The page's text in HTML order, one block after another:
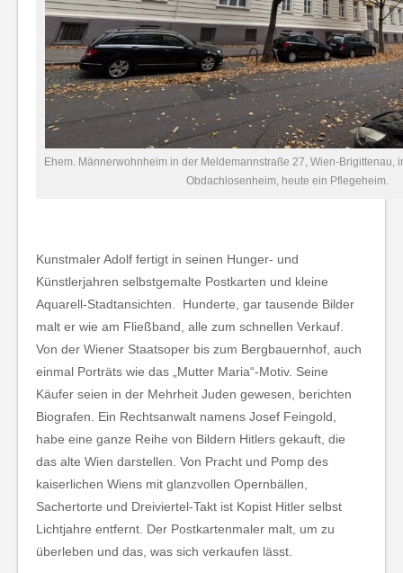
Ehem. Männerwohnheim in der Meldemannstraße 27, Wien-Brigittenau,
Obdachlosenheim, heute ein Pflegeheim.
Kunstmaler Adolf fertigt in seinen Hunger- und
Künstlerjahren selbstgemalte Postkarten und kleine
Aquarell-Stadtansichten. Hunderte, gar tausende Bilder
malt er wie am Fließband, alle zum schnellen Verkauf.
Von der Wiener Staatsoper bis zum Bergbauernhof, auch
einmal Porträts wie das „Mutter Maria“-Motiv. Seine
Käufer seien in der Mehrheit Juden gewesen, berichten
Biografen. Ein Rechtsanwalt namens Josef Feingold,
habe eine ganze Reihe von Bildern Hitlers gekauft, die
das alte Wien darstellen. Von Pracht und Pomp des
kaiserlichen Wiens mit glanzvollen Opernbällen,
Sachertorte und Dreiviertel-Takt ist Kopist Hitler selbst
Lichtjahre entfernt. Der Postkartenmaler malt, um zu
überleben und das, was sich verkaufen lässt.